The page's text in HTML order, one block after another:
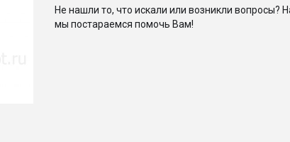
Не нашли то, что искали или возникли вопросы?
мы постараемся помочь Вам!